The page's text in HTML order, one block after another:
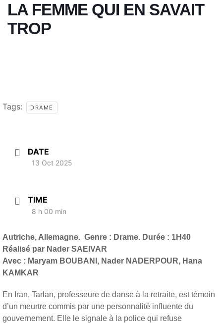
LA FEMME QUI EN SAVAIT
TROP
Tags: DRAME
DATE
13 Oct 2025
TIME
8 h 00 min
Autriche, Allemagne. Genre : Drame. Durée : 1H40
Réalisé par Nader SAEIVAR
Avec : Maryam BOUBANI, Nader NADERPOUR, Hana
KAMKAR
En Iran, Tarlan, professeure de danse à la retraite, est témoin
d’un meurtre commis par une personnalité influente du
gouvernement. Elle le signale à la police qui refuse